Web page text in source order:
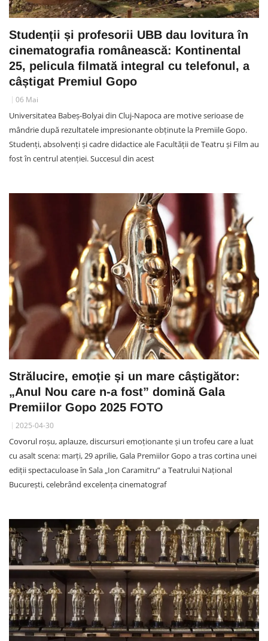
Studenții și profesorii UBB dau lovitura în
cinematografia românească: Kontinental
25, pelicula filmată integral cu telefonul, a
câștigat Premiul Gopo
06 Mai
Universitatea Babeș-Bolyai din Cluj-Napoca are motive serioase de
mândrie după rezultatele impresionante obținute la Premiile Gopo.
Studenți, absolvenți și cadre didactice ale Facultății de Teatru și Film au
fost în centrul atenției. Succesul din acest
Strălucire, emoție și un mare câștigător:
„Anul Nou care n-a fost” domină Gala
Premiilor Gopo 2025 FOTO
2025-04-30
Covorul roșu, aplauze, discursuri emoționante și un trofeu care a luat
cu asalt scena: marți, 29 aprilie, Gala Premiilor Gopo a tras cortina unei
ediții spectaculoase în Sala „Ion Caramitru” a Teatrului Național
București, celebrând excelența cinematograf